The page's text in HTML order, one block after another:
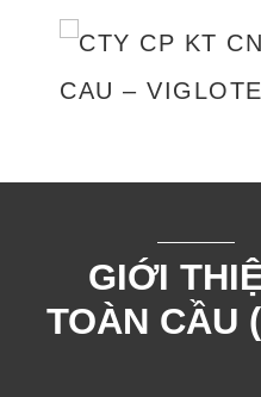
GIỚI
TOÀN CẦU